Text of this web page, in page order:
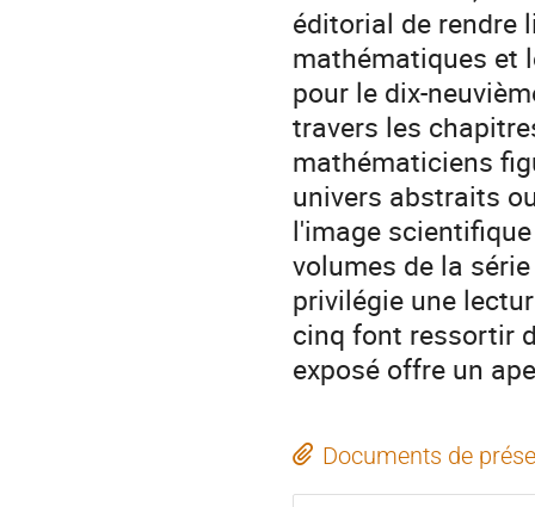
éditorial de rendre
mathématiques et
pour le dix-
travers les
mathématiciens
univers abstraits
l'image
volumes de la
privilégie une
cinq font ressortir
exposé offre un
Documents de